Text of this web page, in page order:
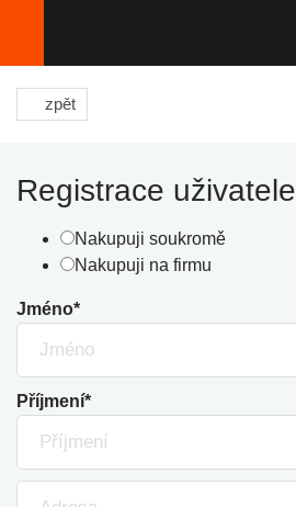
zpět
Registrace uživatele
Nakupuji soukromě
Nakupuji na firmu
Jméno*
Příjmení*